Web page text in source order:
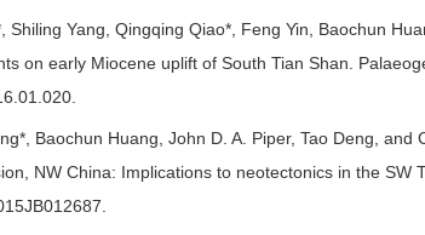
Shiling Yang, Qingqing Qiao*, Feng Yin, Baochun
on early Miocene uplift of South Tian Shan.
Baochun Huang, John D. A. Piper, Tao Deng,
NW China: Implications to neotectonics in the